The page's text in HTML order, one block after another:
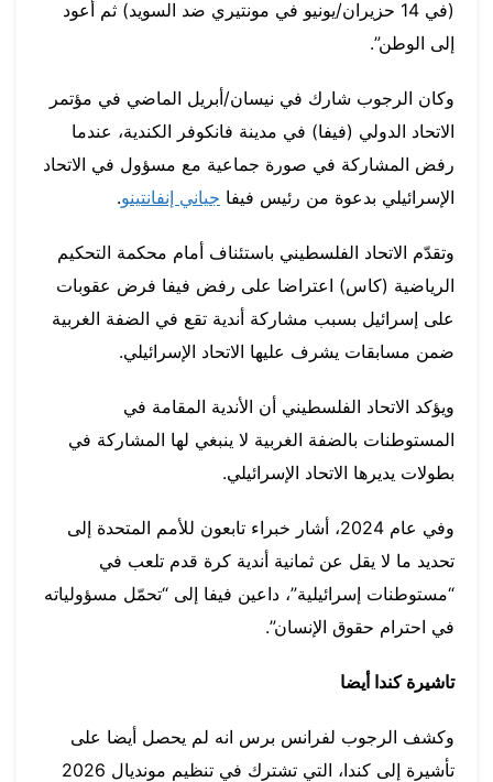
(في 14 حزيران/يونيو في مونتيري ضد السويد) ثم أعود
إلى الوطن”.
وكان الرجوب شارك في نيسان/أبريل الماضي في مؤتمر
الاتحاد الدولي (فيفا) في مدينة فانكوفر الكندية، عندما
رفض المشاركة في صورة جماعية مع مسؤول في الاتحاد
الإسرائيلي بدعوة من رئيس فيفا جياني إنفانتينو.
وتقدّم الاتحاد الفلسطيني باستئناف أمام محكمة التحكيم
الرياضية (كاس) اعتراضا على رفض فيفا فرض عقوبات
على إسرائيل بسبب مشاركة أندية تقع في الضفة الغربية
ضمن مسابقات يشرف عليها الاتحاد الإسرائيلي.
ويؤكد الاتحاد الفلسطيني أن الأندية المقامة في
المستوطنات بالضفة الغربية لا ينبغي لها المشاركة في
بطولات يديرها الاتحاد الإسرائيلي.
وفي عام 2024، أشار خبراء تابعون للأمم المتحدة إلى
تحديد ما لا يقل عن ثمانية أندية كرة قدم تلعب في
“مستوطنات إسرائيلية”، داعين فيفا إلى “تحمّل مسؤولياته
في احترام حقوق الإنسان”.
تاشيرة كندا أيضا
وكشف الرجوب لفرانس برس انه لم يحصل أيضا على
تأشيرة إلى كندا، التي تشترك في تنظيم مونديال 2026